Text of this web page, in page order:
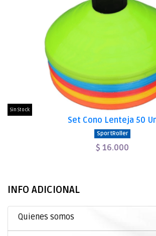
Sin Stock
Set Cono Lenteja 50
SportRoller
$ 16.000
INFO ADICIONAL
Quienes somos